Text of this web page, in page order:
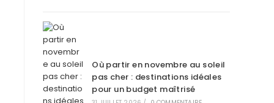
Où partir en novembre au soleil
pas cher : destinations idéales
pour un budget maîtrisé